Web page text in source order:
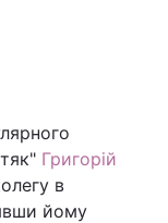
Григорій
в
йому